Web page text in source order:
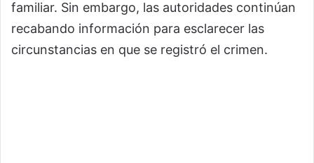
familiar. Sin embargo, las autoridades continúan
recabando información para esclarecer las
circunstancias en que se registró el crimen.